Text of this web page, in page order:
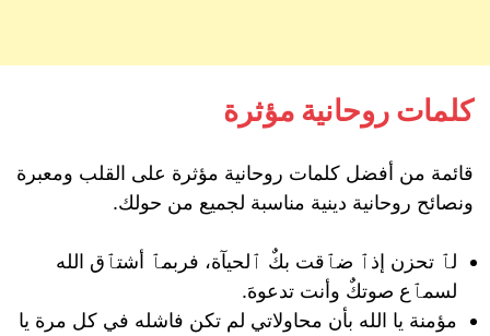
كلمات روحانية مؤثرة
قائمة من أفضل كلمات روحانية مؤثرة على القلب ومعبرة
ونصائح روحانية دينية مناسبة لجميع من حولك.
لٱ تحزن إذٱ ضٱقت بكٌ ٱلحيآة، فربمٱ أشتٱق الله
لسمٱع صوتكٌ وأنت تدعوهَ.
مؤمنة يا الله بأن محاولاتي لم تكن فاشله في كل مرة يا